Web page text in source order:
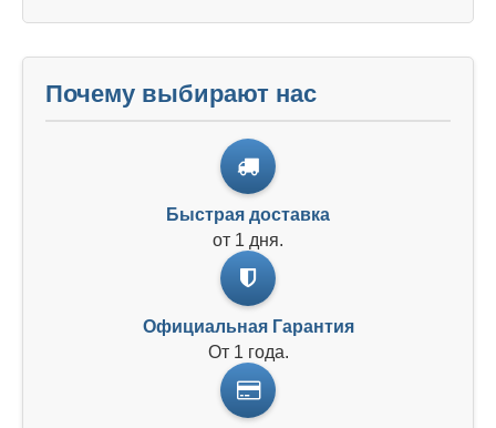
Почему выбирают нас
Быстрая доставка
от 1 дня.
Официальная Гарантия
От 1 года.